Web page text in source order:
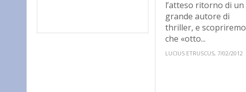
l’atteso ritorno di un
grande autore di
thriller, e scopriremo
che «otto...
LUCIUS ETRUSCUS, 7/02/2012